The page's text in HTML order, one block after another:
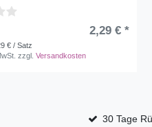
2,29 € *
€ / Satz
zzgl.Versandkosten
30 Tage